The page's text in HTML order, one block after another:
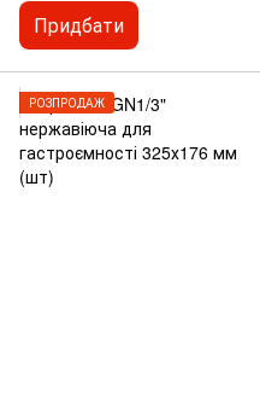
Придбати
РОЗПРОДАЖ